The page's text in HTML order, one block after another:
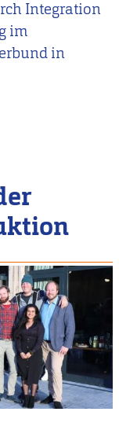
Integration
im
in